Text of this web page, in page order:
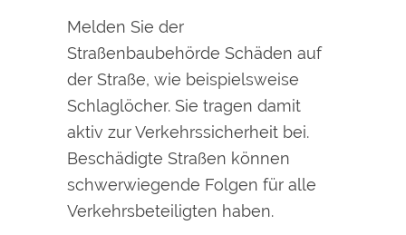
Melden Sie der
Straßenbaubehörde Schäden auf
der Straße, wie beispielsweise
Schlaglöcher. Sie tragen damit
aktiv zur Verkehrssicherheit bei.
Beschädigte Straßen können
schwerwiegende Folgen für alle
Verkehrsbeteiligten haben.